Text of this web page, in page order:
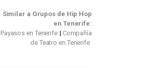
Similar a Grupos de Hip Hop
en Tenerife:
Payasos en Tenerife
Compañía
de Teatro en Tenerife